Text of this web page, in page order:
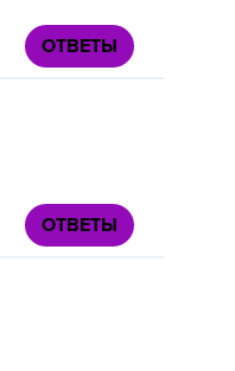
ОТВЕТЫ
ОТВЕТЫ